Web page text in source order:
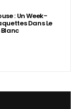
: Un Week-
Dans Le